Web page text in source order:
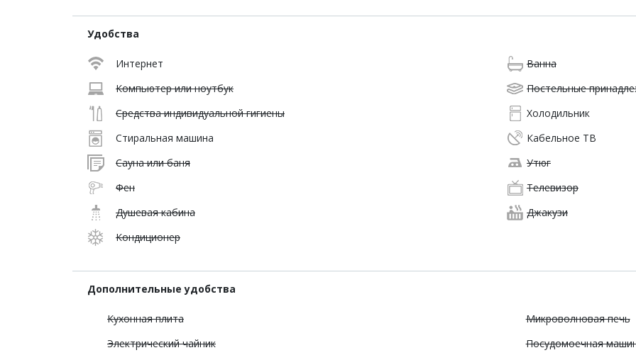
Удобства
Интернет
Ванна
Компьютер или ноутбук
Постельные
Средства индивидуальной гигиены
Холодильник
Стиральная машина
Кабельное ТВ
Сауна или баня
Утюг
Фен
Телевизор
Душевая кабина
Джакузи
Кондиционер
Дополнительные удобства
Кухонная плита
Микроволновая печь
Электрический чайник
Посудомоечная